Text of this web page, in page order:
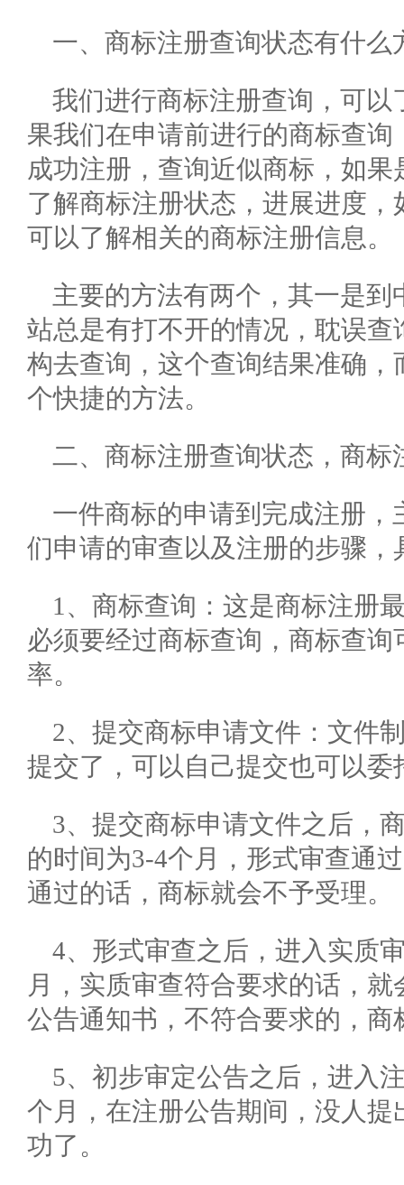
一、商标注册查询状态有什么
我们进行商标注册查询，可
果我们在申请前进行的商标查
成功注册，查询近似商标，如
了解商标注册状态，进展进度
可以了解相关的商标注册信息。
主要的方法有两个，其一是
站总是有打不开的情况，耽误
构去查询，这个查询结果准确
个快捷的方法。
二、商标注册查询状态，商标
一件商标的申请到完成注册
们申请的审查以及注册的步骤，
1、商标查询：这是商标注册
必须要经过商标查询，商标查
率。
2、提交商标申请文件：文件
提交了，可以自己提交也可以委
3、提交商标申请文件之后，
的时间为3-4个月，形式审查通
通过的话，商标就会不予受理。
4、形式审查之后，进入实质
月，实质审查符合要求的话，
公告通知书，不符合要求的，商
5、初步审定公告之后，进入
个月，在注册公告期间，没人
功了。